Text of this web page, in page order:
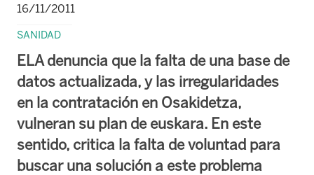
16/11/2011
SANIDAD
ELA denuncia que la falta de una base de
datos actualizada, y las irregularidades
en la contratación en Osakidetza,
vulneran su plan de euskara. En este
sentido, critica la falta de voluntad para
buscar una solución a este problema